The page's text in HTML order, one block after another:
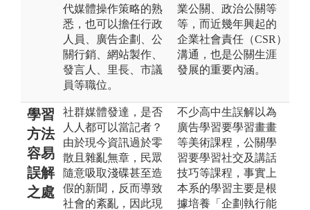
代媒體操作策略的熟
悉，也可以擔任行政
人員、廣告企劃、公
關行銷、網站製作、
發言人、里長、市議
員等職位。
業公關、政治公關等
等，而近幾年興起的
企業社會責任（CSR）
溝通，也是公關生涯
發展的重要內涵。
學習
方法
容易
誤解
之處
社群媒體發達，是否
人人都可以當記者？
由於現今資訊過於零
散且雜亂無章，民眾
隨意吸取淺碟甚至造
假的新聞，反而導致
社會的紊亂，因此現
不少高中生誤解以為
廣告學習要學習畫畫
等美術課程，公關學
習要學習社交及講話
技巧等課程，事實上
本系的學習主要是根
據培養「企劃執行能